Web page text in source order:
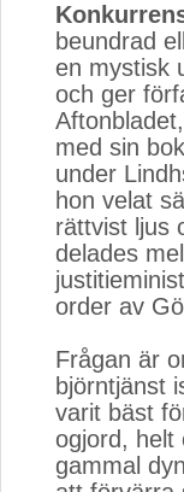
beundrad
en mystisk
och ger
med sin
under
hon velat
rättvist ljus
delades
order av
Frågan är
björntjänst
varit bäst
ogjord, helt
gammal